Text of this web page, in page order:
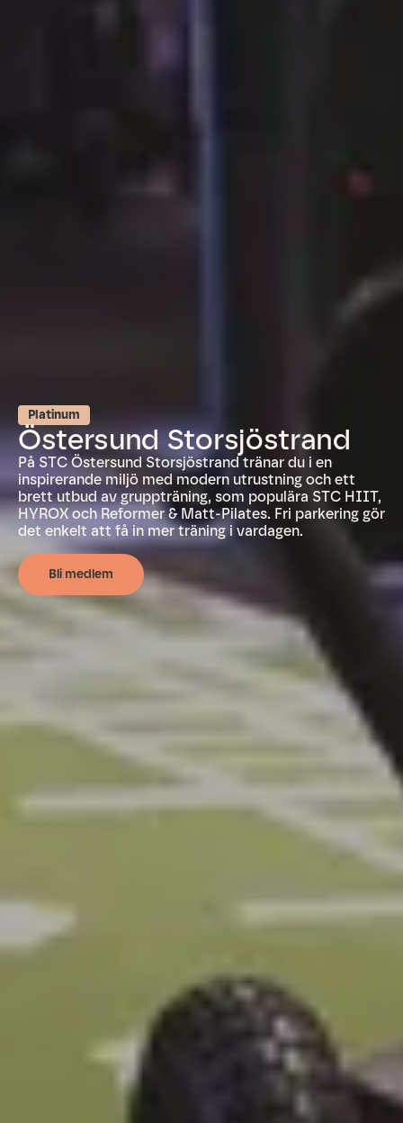
Platinum
Östersund Storsjöstrand
På STC Östersund Storsjöstrand tränar du i en
inspirerande miljö med modern utrustning och ett
brett utbud av gruppträning, som populära STC HIIT,
HYROX och Reformer & Matt-Pilates. Fri parkering gör
det enkelt att få in mer träning i vardagen.
Bli medlem